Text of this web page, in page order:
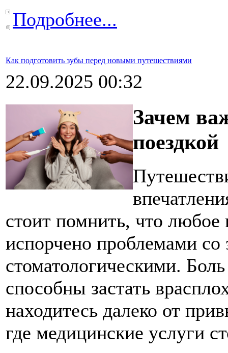
Подробнее...
Как подготовить зубы перед новыми путешествиями
22.09.2025 00:32
Зачем
поездкой
стоит помнить, что
испорчено проблемами со
стоматологическими.
способны застать
находитесь далеко от
где медицинские услуги